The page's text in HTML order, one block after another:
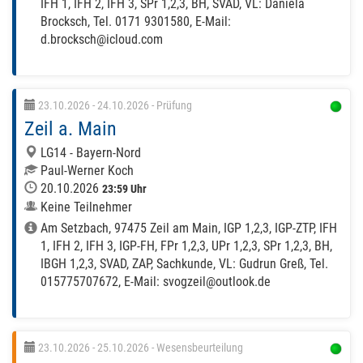
IFH 1, IFH 2, IFH 3, SPr 1,2,3, BH, SVAD, VL: Daniela
Brocksch, Tel. 0171 9301580, E-Mail:
d.brocksch@icloud.com
23.10.2026 - 24.10.2026 - Prüfung
Zeil a. Main
LG14 - Bayern-Nord
Paul-Werner Koch
20.10.2026 23:59 Uhr
Keine Teilnehmer
Am Setzbach, 97475 Zeil am Main, IGP 1,2,3, IGP-ZTP, IFH
1, IFH 2, IFH 3, IGP-FH, FPr 1,2,3, UPr 1,2,3, SPr 1,2,3, BH,
IBGH 1,2,3, SVAD, ZAP, Sachkunde, VL: Gudrun Greß, Tel.
015775707672, E-Mail: svogzeil@outlook.de
23.10.2026 - 25.10.2026 - Wesensbeurteilung